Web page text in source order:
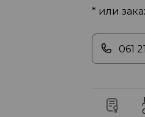
* или
061